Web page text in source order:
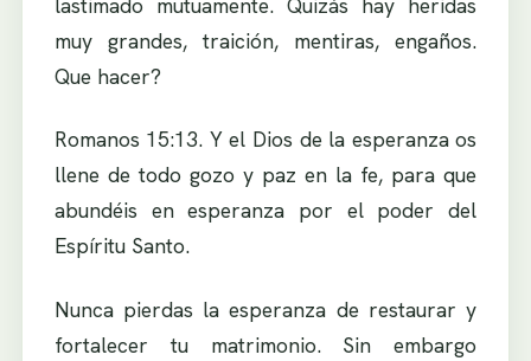
muy grandes, traición, mentiras, engaños.
Que hacer?
Romanos 15:13. Y el Dios de la esperanza os
llene de todo gozo y paz en la fe, para que
abundéis en esperanza por el poder del
Espíritu Santo.
Nunca pierdas la esperanza de restaurar y
fortalecer tu matrimonio. Sin embargo